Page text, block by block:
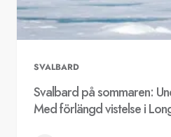
SVALBARD
Svalbard på sommaren:
Med förlängd vistelse i